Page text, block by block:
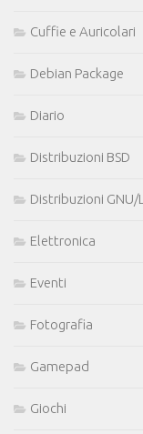
Cuffie e Auricolari
Debian Package
Diario
Distribuzioni BSD
Distribuzioni GNU/
Elettronica
Eventi
Fotografia
Gamepad
Giochi